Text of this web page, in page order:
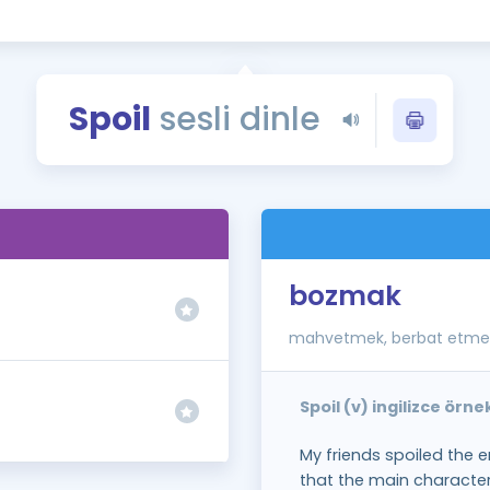
Blog
YDS - YÖKDİL
İngilizce
Spoil sesli dinle
bozmak
mahvetmek, berbat
Spoil (v) ingilizce
My friends spoiled the
that the main